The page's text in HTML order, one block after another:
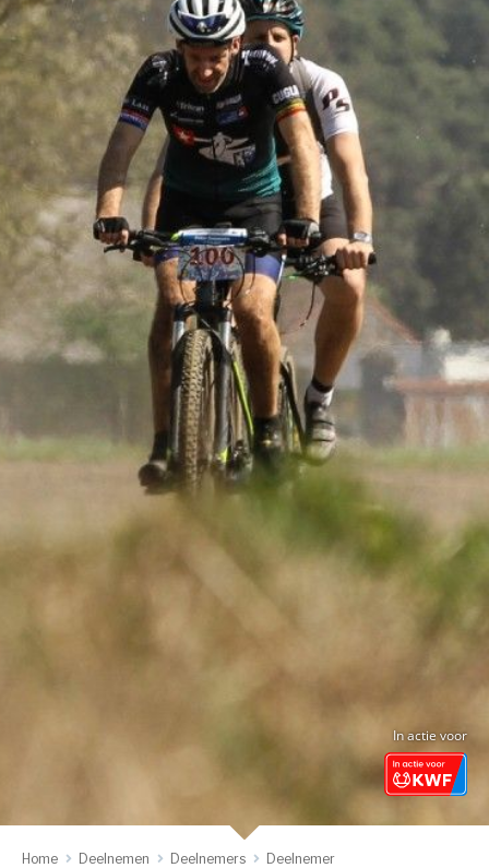
In actie voor
Home Deelnemen Deelnemers Deelnemer